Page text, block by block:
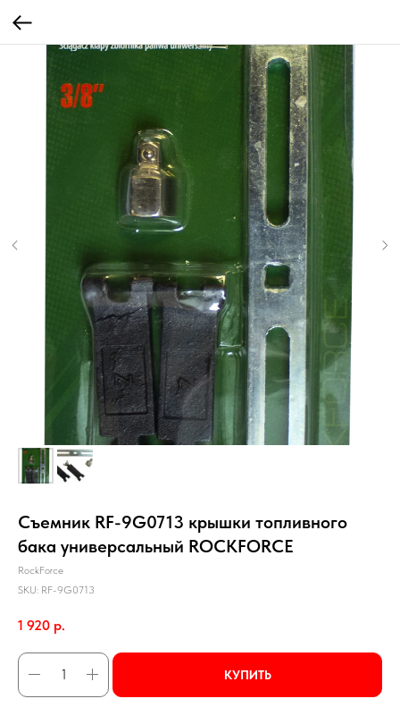
Съемник RF-9G0713 крышки топливного
бака универсальный ROCKFORCE
RockForce
SKU: RF-9G0713
1 920 р.
КУПИТЬ